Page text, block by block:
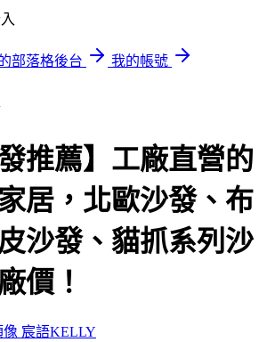
部落格後台
我的帳號
推薦】工廠直營的
居，北歐沙發、布
沙發、貓抓系列沙
價！
宸語KELLY